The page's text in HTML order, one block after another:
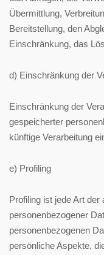
Übermittlung,
Bereitstellung, den
Einschränkung, das
d) Einschränkung der
Einschränkung der
gespeicherter
künftige Verarbeitung
e) Profiling
Profiling ist jede Art
personenbezogener
personenbezogenen
persönliche Aspekte,